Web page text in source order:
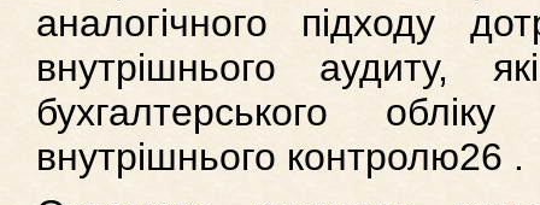
аналогічного підходу
внутрішнього аудиту,
бухгалтерського
внутрішнього контролю26 .